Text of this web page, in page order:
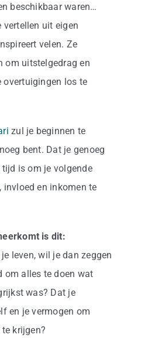
beschikbaar waren…
vertellen uit eigen
velen. Ze
om uitstelgedrag en
overtuigingen los te
zul je beginnen te
bent. Dat je genoeg
tijd is om je volgende
invloed en inkomen te
is dit:
leven, wil je dan zeggen
om alles te doen wat
was? Dat je
en je vermogen om
krijgen?